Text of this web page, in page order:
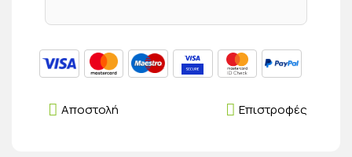
Επιστροφές
Αποστολή